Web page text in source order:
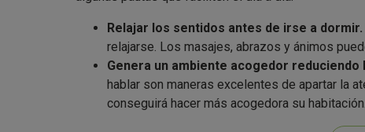
Relajar los sentidos antes de irse a dormir.
relajarse. Los masajes, abrazos y ánimos
Genera un ambiente acogedor reduciendo
hablar son maneras excelentes de apartar la
conseguirá hacer más acogedora su habitación.